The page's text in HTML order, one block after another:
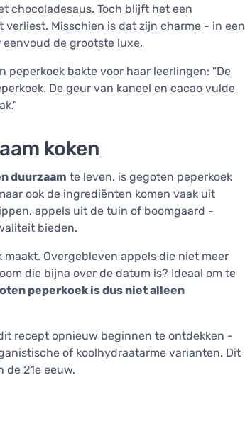
chocoladesaus. Toch blijft het een
Misschien is dat zijn charme - in een
de grootste luxe.
peperkoek bakte voor haar leerlingen: "De
De geur van kaneel en cacao vulde
koken
duurzaam te leven, is gegoten peperkoek
ook de ingrediënten komen vaak uit
appels uit de tuin of boomgaard -
bieden.
Overgebleven appels die niet meer
die bijna over de datum is? Ideaal om te
peperkoek is dus niet alleen
recept opnieuw beginnen te ontdekken -
of koolhydraatarme varianten. Dit
21e eeuw.